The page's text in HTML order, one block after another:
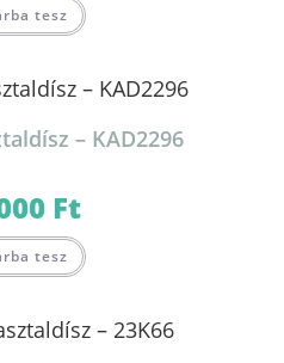
tesz
– KAD2296
Ft
tesz